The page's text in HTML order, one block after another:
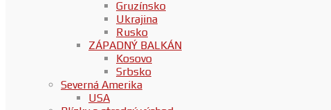
Gruzínsko
Ukrajina
Rusko
ZÁPADNÝ BALKÁN
Kosovo
Srbsko
Severná Amerika
USA